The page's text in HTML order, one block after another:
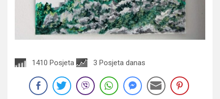
1410 Posjeta 3 Posjeta danas